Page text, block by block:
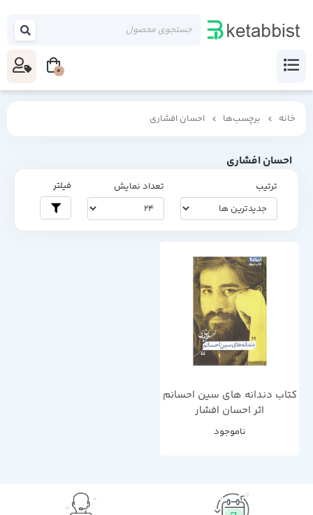
خانه برچسب‌ها احسان افشاری
احسان افشاری
ترتیب تعداد نمایش فیلتر
کتاب دندانه های سین احسانم
اثر احسان افشار
ناموجود
0